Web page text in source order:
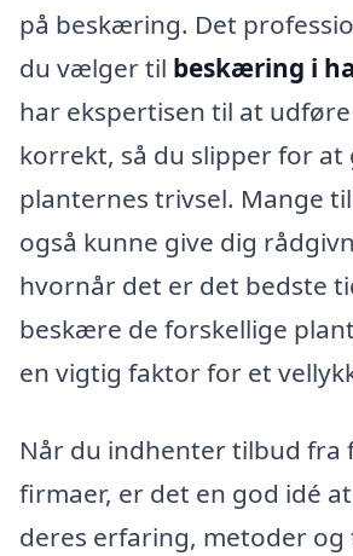
på beskæring. Det
du vælger til beskæring i
har ekspertisen til at
korrekt, så du slipper for at
planternes trivsel. Mange
også kunne give dig
hvornår det er det bedste
beskære de forskellige
en vigtig faktor for et
Når du indhenter tilbud fra
firmaer, er det en god idé
deres erfaring, metoder og